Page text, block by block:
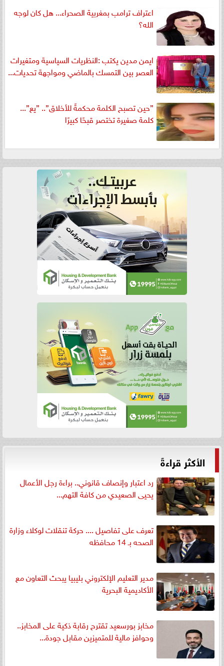
اعتراف ترامب بمغربية الصحراء... هل كان لوجه
الله؟
ايمن مدين يكتب :النظريات السياسية ومتغيرات
العصر بين التمسك بالماضي ومواجهة تحديات...
”حين تصبح الكلمة محكمةً للأخلاق”.. ”يع”...
كلمة صغيرة تختصر قبحًا كبيرًا
الأكثر قراءةً
رد اعتبار وإنصاف قانوني.. براءة رجل الأعمال
يحيى الصعيدي من كافة التهم...
تعرف على تفاصيل .... حركة تنقلات لوكلاء وزارة
الصحه بـ 14 محافظه
مدير التعليم الإلكتروني بليبيا يبحث التعاون مع
الأكاديمية البحرية
مخابز بورسعيد تقترح رقابة ذكية على المخابز..
وحوافز مالية للمتميزين مقابل جودة...